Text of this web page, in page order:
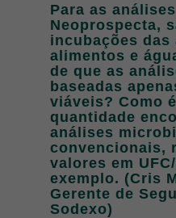
Para as
Neoprospecta,
incubações das
alimentos e
de que as
baseadas
viáveis? Como
quantidade
análises
convencionais,
valores em
exemplo. (Cris
Gerente de
Sodexo)